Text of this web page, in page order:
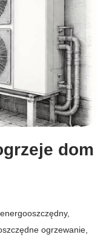
dom
,
ogrzewanie